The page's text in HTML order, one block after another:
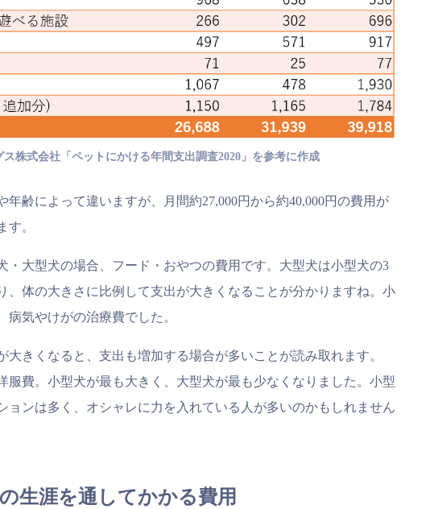
株式会社「ペットにかける年間支出調査2020」を参考に作成
年齢によって違いますが、月間約27,000円から約40,000円の費用が
す。
・大型犬の場合、フード・おやつの費用です。大型犬は小型犬の3
、体の大きさに比例して支出が大きくなることが分かりますね。小
病気やけがの治療費でした。
大きくなると、支出も増加する場合が多いことが読み取れます。
服費。小型犬が最も大きく、大型犬が最も少なくなりました。小型
ョンは多く、オシャレに力を入れている人が多いのかもしれません
生涯を通してかかる費用